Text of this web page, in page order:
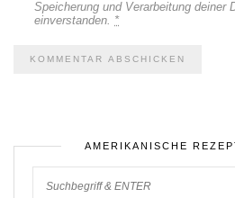
Speicherung und Verarbeitung deiner
einverstanden. *
AMERIKANISCHE